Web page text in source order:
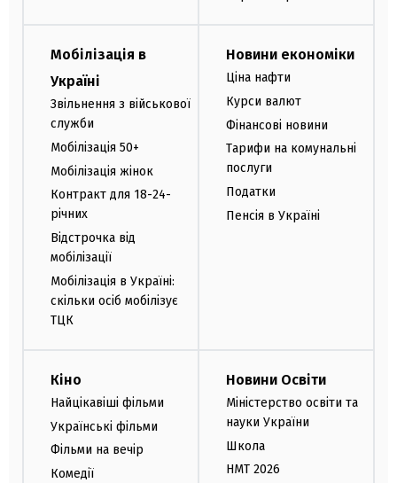
Мобілізація в
Україні
Звільнення з військової
служби
Мобілізація 50+
Мобілізація жінок
Контракт для 18-24-
річних
Відстрочка від
мобілізації
Мобілізація в Україні:
скільки осіб мобілізує
ТЦК
Новини економіки
Ціна нафти
Курси валют
Фінансові новини
Тарифи на комунальні
послуги
Податки
Пенсія в Україні
Кіно
Найцікавіші фільми
Українські фільми
Фільми на вечір
Комедії
Новини Освіти
Міністерство освіти та
науки України
Школа
НМТ 2026